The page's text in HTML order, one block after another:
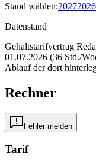
Stand wählen:20272026
Datenstand
Gehaltstarifvertrag
01.07.2026 (36 Std./
Ablauf der dort
Rechner
Fehler melden
Tarif